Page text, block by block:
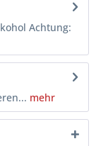
Achtung:
mehr